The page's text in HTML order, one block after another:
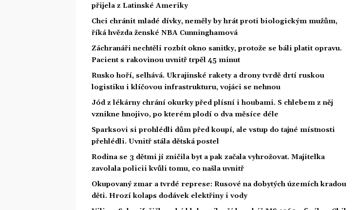
přijela z Latinské Ameriky
Chci chránit mladé dívky, neměly by hrát proti biologickým mužům,
říká hvězda ženské NBA Cunninghamová
Záchranáři nechtěli rozbít okno sanitky, protože se báli platit opravu.
Pacient s rakovinou uvnitř trpěl 45 minut
Rusko hoří, selhává. Ukrajinské rakety a drony tvrdě drtí ruskou
logistiku i klíčovou infrastrukturu, vojáci se nehnou
Jód z lékárny chrání okurky před plísní i houbami. S chlebem z něj
vznikne hnojivo, po kterém plodí o dva měsíce déle
Sparksovi si prohlédli dům před koupí, ale vstup do tajné místnosti
přehlédli. Uvnitř stála dětská postel
Rodina se 3 dětmi jí zničila byt a pak začala vyhrožovat. Majitelka
zavolala policii kvůli tomu, co našla uvnitř
Okupovaný zmar a tvrdé represe: Rusové na dobytých územích kradou
děti. Hrozí kolaps dodávek elektřiny i vody